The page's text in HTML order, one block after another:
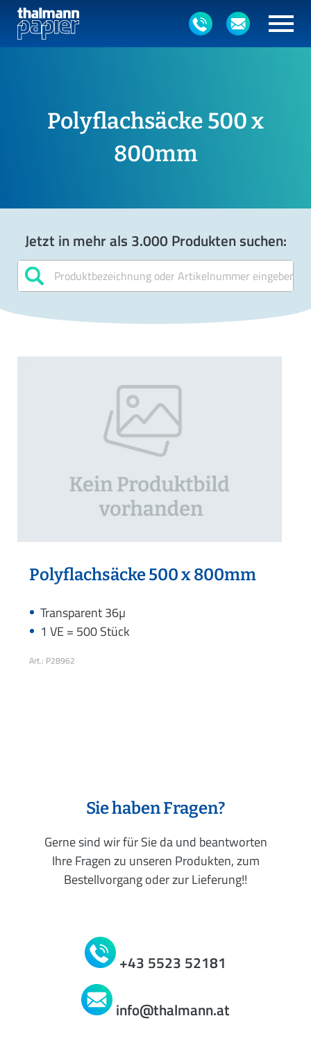
Polyflachsäcke 500 x
800mm
Jetzt in mehr als 3.000 Produkten suchen:
Polyflachsäcke 500 x 800mm
Transparent 36µ
1 VE = 500 Stück
Art.: P28962
Sie haben Fragen?
Gerne sind wir für Sie da und beantworten
Ihre Fragen zu unseren Produkten, zum
Bestellvorgang oder zur Lieferung!!
+43 5523 52181
info@thalmann.at